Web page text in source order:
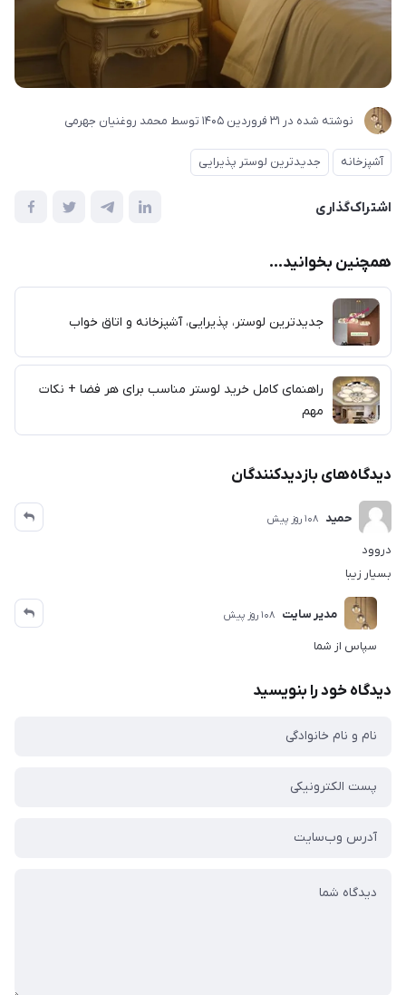
نوشته شده در 31 فروردین 1405 توسط محمد روغنیان جهرمی
آشپزخانه جدیدترین لوستر پذیرایی
اشتراک‌گذاری
همچنین بخوانید...
جدیدترین لوستر، پذیرایی، آشپزخانه و اتاق خواب
راهنمای کامل خرید لوستر مناسب برای هر فضا + نکات
مهم
دیدگاه‌های بازدیدکنندگان
حمید 108 روز پیش
دروود
بسیار زیبا
مدیر سایت 108 روز پیش
سپاس از شما
دیدگاه خود را بنویسید